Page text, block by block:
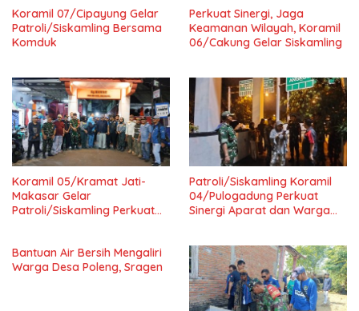
Koramil 07/Cipayung Gelar
Patroli/Siskamling Bersama
Komduk
Perkuat Sinergi, Jaga
Keamanan Wilayah, Koramil
06/Cakung Gelar Siskamling
Koramil 05/Kramat Jati-
Makasar Gelar
Patroli/Siskamling Perkuat
Patroli/Siskamling Koramil
04/Pulogadung Perkuat
Sinergi Aparat dan Warga
Bantuan Air Bersih Mengaliri
Warga Desa Poleng, Sragen